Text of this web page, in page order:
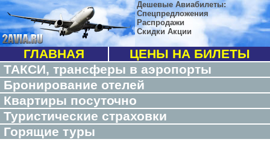
Дешевые Авиабилеты:
Спецпредложения
Распродажи
Скидки Акции
ГЛАВНАЯ
ЦЕНЫ НА БИЛЕТЫ
ТАКСИ, трансферы в аэропорты
Бронирование отелей
Квартиры посуточно
Туристические страховки
Горящие туры